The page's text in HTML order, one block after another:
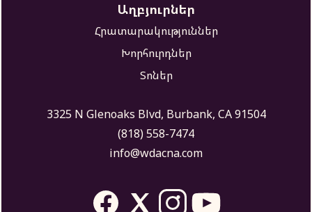
Աղբյուրներ
Հրատարակություններ
Խորհուրդներ
Տոներ
3325 N Glenoaks Blvd, Burbank, CA 91504
(818) 558-7474
info@wdacna.com